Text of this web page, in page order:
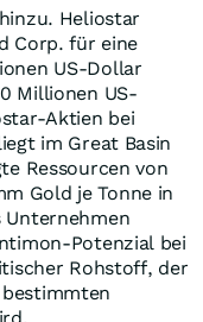
Heliostar
Corp. für eine
US-Dollar
Millionen US-
Aktien bei
im Great Basin
Ressourcen von
Gold je Tonne in
Unternehmen
Potenzial bei
Rohstoff, der